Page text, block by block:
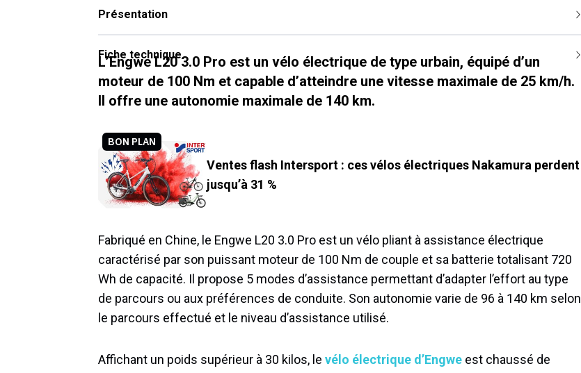
Présentation
Fiche technique
L’Engwe L20 3.0 Pro est un vélo électrique de type urbain, équipé d’un
moteur de 100 Nm et capable d’atteindre une vitesse maximale de 25 km/h.
Il offre une autonomie maximale de 140 km.
BON PLAN
Ventes flash Intersport : ces vélos électriques Nakamura perdent
jusqu’à 31 %
Fabriqué en Chine, le Engwe L20 3.0 Pro est un vélo pliant à assistance électrique
caractérisé par son puissant moteur de 100 Nm de couple et sa batterie totalisant 720
Wh de capacité. Il propose 5 modes d’assistance permettant d’adapter l’effort au type
de parcours ou aux préférences de conduite. Son autonomie varie de 96 à 140 km selon
le parcours effectué et le niveau d’assistance utilisé.
Affichant un poids supérieur à 30 kilos, le vélo électrique d’Engwe est chaussé de